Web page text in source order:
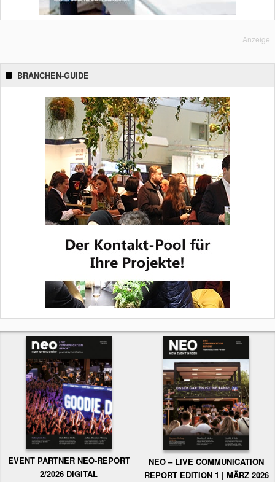
Anzeige
BRANCHEN-GUIDE
EVENT PARTNER NEO-REPORT
2/2026 DIGITAL
NEO – LIVE COMMUNICATION
REPORT EDITION 1 | MÄRZ 2026